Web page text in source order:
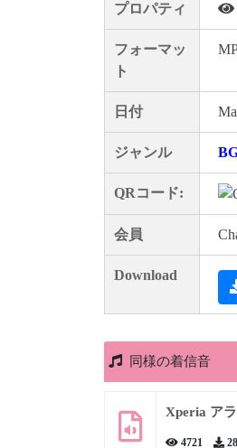
プロパティ
フォーマッ
ト
日付
ジャンル
QRコード:
会員
Download
同様の着信音
Xperia ア
4721